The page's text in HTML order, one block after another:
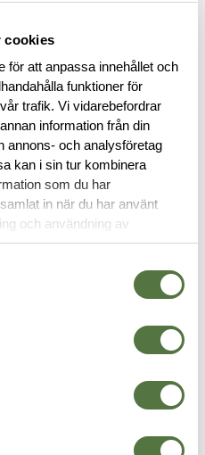
cookies
för att anpassa innehållet och
funktioner för
trafik. Vi vidarebefordrar
information från din
annons- och analysföretag
kan i sin tur kombinera
som du har
in när du har använt
och användning av
för personalisering av